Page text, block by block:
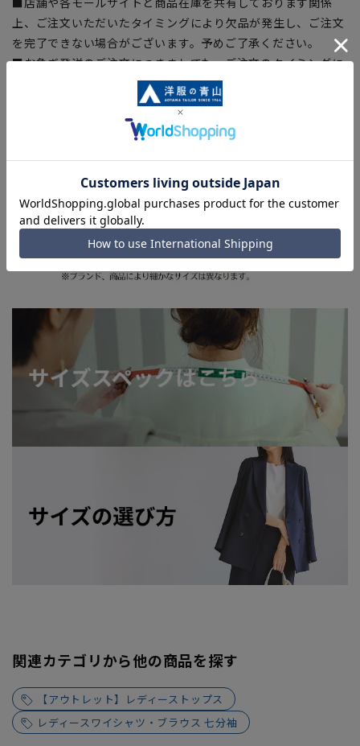
上、ご注文いただいたタイミングにより欠品が発生し、ご注文
を完了できない場合がございます。予めご了承ください。
■お急ぎ発送のご注文につきましても、ご注文のタイミングに
よってはお急ぎ発送サービスを選択できない場合がございま
関連カテゴリから他の商品を探す
【アウトレット】レディーストップス
レディースワイシャツ・ブラウス 七分袖